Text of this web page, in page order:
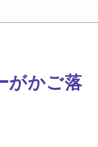
がかご落